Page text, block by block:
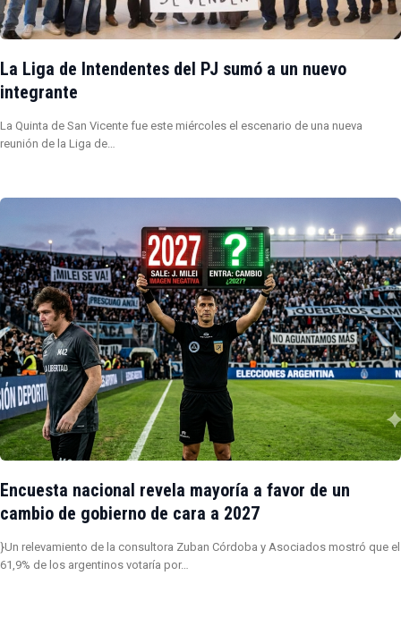
La Liga de Intendentes del PJ sumó a un nuevo
integrante
La Quinta de San Vicente fue este miércoles el escenario de una nueva
reunión de la Liga de…
Encuesta nacional revela mayoría a favor de un
cambio de gobierno de cara a 2027
}Un relevamiento de la consultora Zuban Córdoba y Asociados mostró que el
61,9% de los argentinos votaría por…